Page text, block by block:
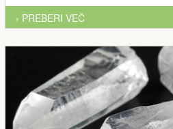
› PREBERI VEČ